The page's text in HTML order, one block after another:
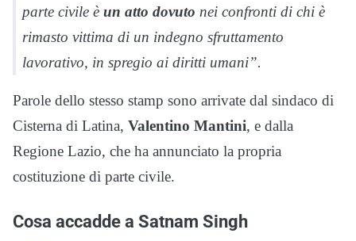
parte civile è un atto dovuto nei confronti di chi è
rimasto vittima di un indegno sfruttamento
lavorativo, in spregio ai diritti umani”.
Parole dello stesso stamp sono arrivate dal sindaco di
Cisterna di Latina, Valentino Mantini, e dalla
Regione Lazio, che ha annunciato la propria
costituzione di parte civile.
Cosa accadde a Satnam Singh